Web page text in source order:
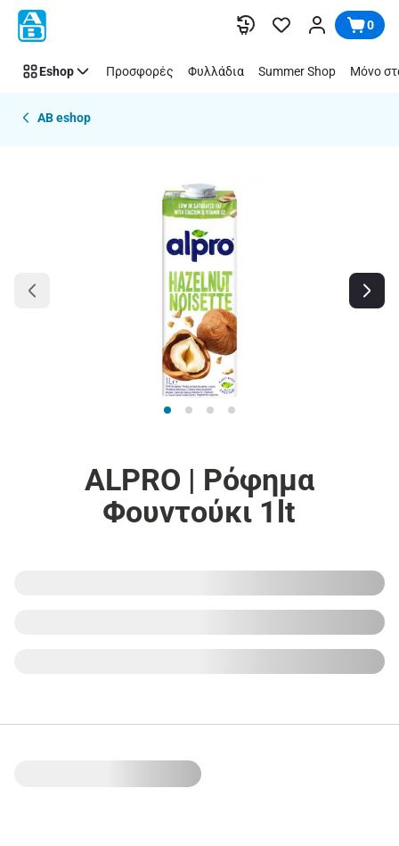
Παράλειψη 0
Eshop Προσφορές Φυλλάδια Summer Shop Μόνο
AB eshop
ALPRO | Ρόφημα
Φουντούκι 1lt